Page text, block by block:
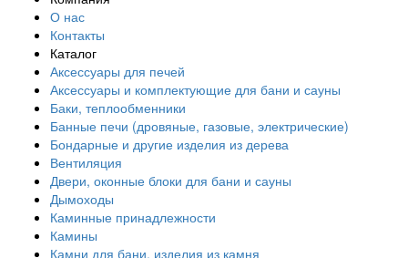
О нас
Контакты
Каталог
Аксессуары для печей
Аксессуары и комплектующие для бани и сауны
Баки, теплообменники
Банные печи (дровяные, газовые, электрические)
Бондарные и другие изделия из дерева
Вентиляция
Двери, оконные блоки для бани и сауны
Дымоходы
Каминные принадлежности
Камины
Камни для бани, изделия из камня